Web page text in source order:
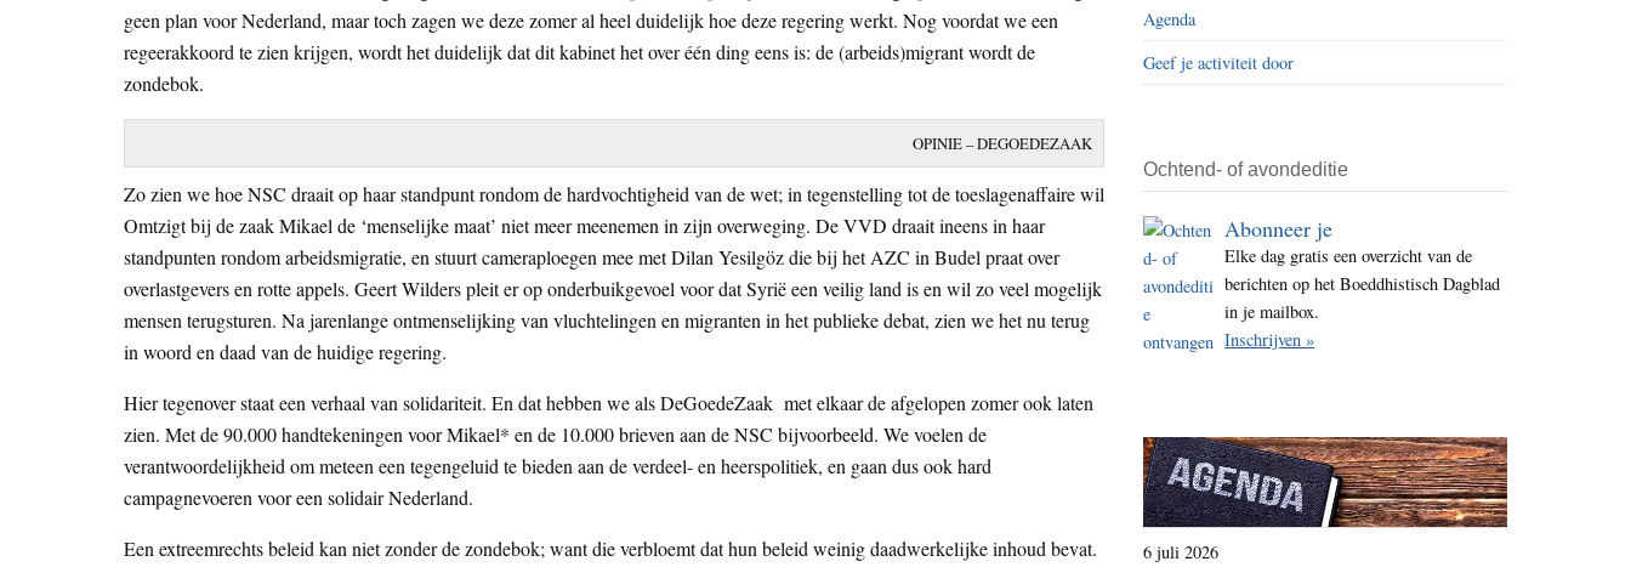
i
t
e
geen plan voor Nederland, maar toch zagen we deze zomer al heel duidelijk hoe deze regering werkt. Nog voordat we een
regeerakkoord te zien krijgen, wordt het duidelijk dat dit kabinet het over één ding eens is: de (arbeids)migrant wordt de
zondebok.
OPINIE – DEGOEDEZAAK
Zo zien we hoe NSC draait op haar standpunt rondom de hardvochtigheid van de wet; in tegenstelling tot de toeslagenaffaire wil
Omtzigt bij de zaak Mikael de ‘menselijke maat’ niet meer meenemen in zijn overweging. De VVD draait ineens in haar
standpunten rondom arbeidsmigratie, en stuurt cameraploegen mee met Dilan Yesilgöz die bij het AZC in Budel praat over
overlastgevers en rotte appels. Geert Wilders pleit er op onderbuikgevoel voor dat Syrië een veilig land is en wil zo veel mogelijk
mensen terugsturen. Na jarenlange ontmenselijking van vluchtelingen en migranten in het publieke debat, zien we het nu terug
in woord en daad van de huidige regering.
Hier tegenover staat een verhaal van solidariteit. En dat hebben we als DeGoedeZaak met elkaar de afgelopen zomer ook laten
zien. Met de 90.000 handtekeningen voor Mikael* en de 10.000 brieven aan de NSC bijvoorbeeld. We voelen de
verantwoordelijkheid om meteen een tegengeluid te bieden aan de verdeel- en heerspolitiek, en gaan dus ook hard
campagnevoeren voor een solidair Nederland.
Een extreemrechts beleid kan niet zonder de zondebok; want die verbloemt dat hun beleid weinig daadwerkelijke inhoud bevat.
Agenda
Geef je activiteit door
Ochtend- of avondeditie
Abonneer je
Elke dag gratis een overzicht van de
berichten op het Boeddhistisch Dagblad
in je mailbox.
Inschrijven »
6 juli 2026